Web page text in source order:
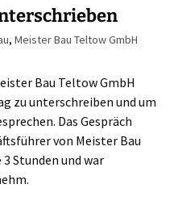
, Meister Bau Teltow GmbH
Bau Teltow GmbH
zu unterschreiben und um
Das Gespräch
von Meister Bau
Stunden und war